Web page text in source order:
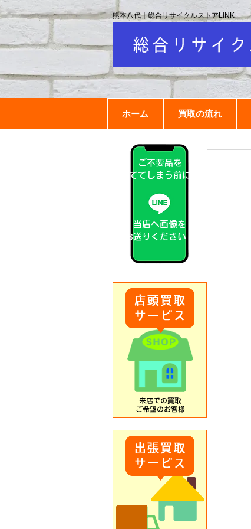
ホーム 買取の流れ
熊本八代｜総合リサイクルストアLINK
ご不要品を
捨ててしまう前に！
当店へ画像を
お送りください！